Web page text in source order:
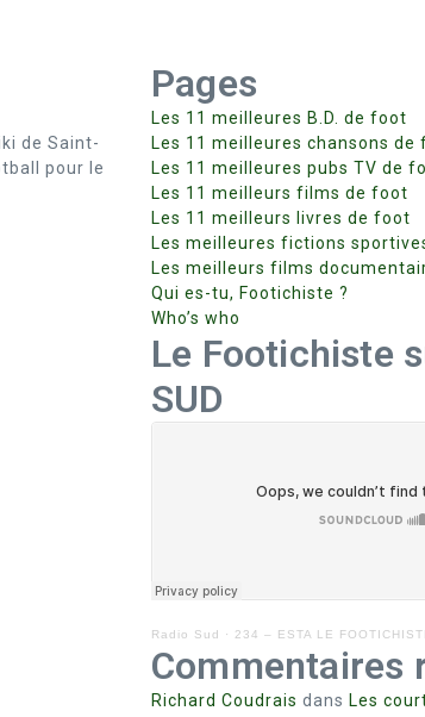
de Saint-
pour le
Pages
Les 11 meilleures B.D. de foot
Les 11 meilleures chansons de
Les 11 meilleures pubs TV de
Les 11 meilleurs films de foot
Les 11 meilleurs livres de foot
Les meilleures fictions
Les meilleurs films
Qui es-tu, Footichiste ?
Who’s who
Le Footichiste
SUD
Radio Sud · 234 – ESTA LE
Commentaires
Richard Coudrais dans Les